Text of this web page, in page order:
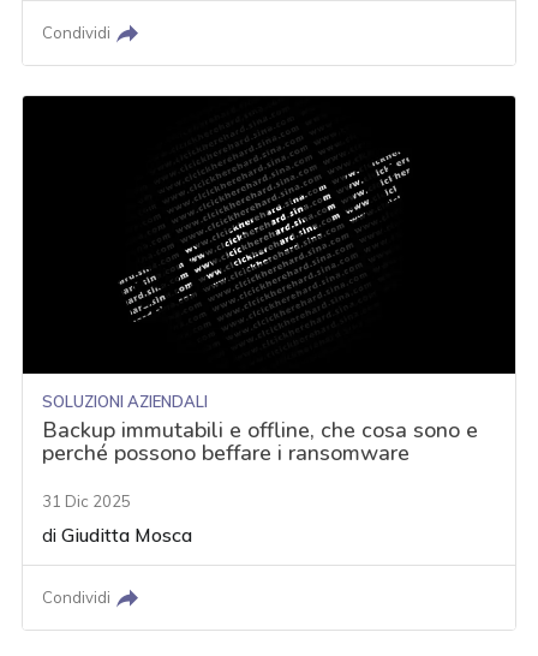
Condividi
SOLUZIONI AZIENDALI
Backup immutabili e offline, che cosa sono e
perché possono beffare i ransomware
31 Dic 2025
diGiuditta Mosca
Condividi